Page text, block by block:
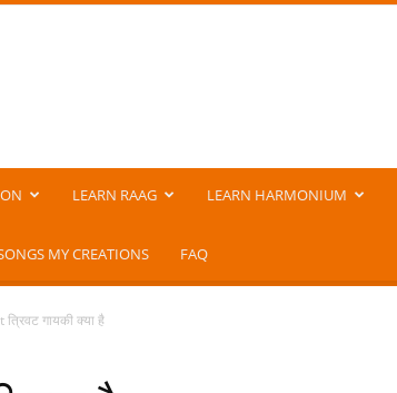
LEARN RAAG LEARN HARMONIUM
MY CREATIONS FAQ
गायकी क्या है